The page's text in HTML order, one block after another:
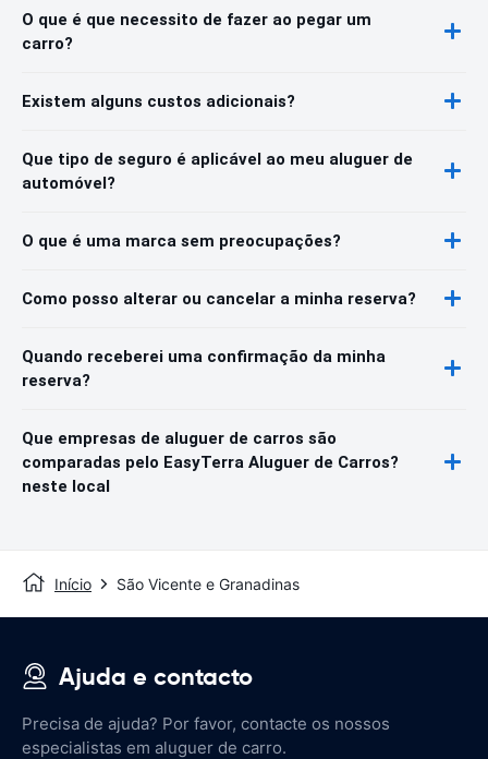
O que é que necessito de fazer ao pegar um
carro?
Existem alguns custos adicionais?
Que tipo de seguro é aplicável ao meu aluguer de
automóvel?
O que é uma marca sem preocupações?
Como posso alterar ou cancelar a minha reserva?
Quando receberei uma confirmação da minha
reserva?
Que empresas de aluguer de carros são
comparadas pelo EasyTerra Aluguer de Carros?
neste local
Início São Vicente e Granadinas
Ajuda e contacto
Precisa de ajuda? Por favor, contacte os nossos
especialistas em aluguer de carro.